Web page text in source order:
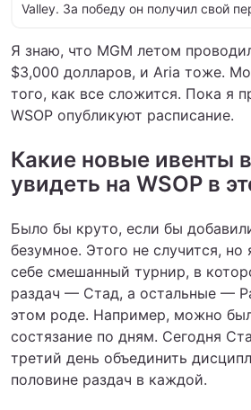
Valley. За победу он получил свой
Я знаю, что MGM летом
$3,000 долларов, и Aria тоже.
того, как все сложится. Пока я
WSOP опубликуют расписание.
Какие новые ивенты
увидеть на WSOP в
Было бы круто, если бы
безумное. Этого не случится, но
себе смешанный турнир, в
раздач — Стад, а остальные —
этом роде. Например, можно
состязание по дням. Сегодня
третий день объединить
половине раздач в каждой.